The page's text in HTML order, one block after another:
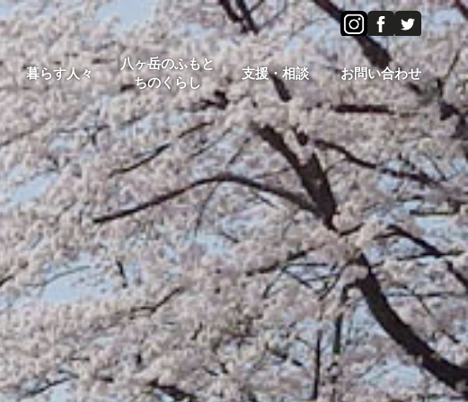
暮らす人々
八ヶ岳のふもと
ちのくらし
支援・相談 お問い合わせ